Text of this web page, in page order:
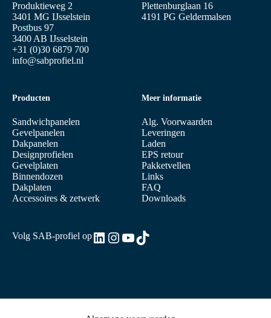
Produktieweg 2
3401 MG IJsselstein
Postbus 97
3400 AB IJsselstein
+31 (0)30 6879 700
info@sabprofiel.nl
Producten
Sandwichpanelen
Gevelpanelen
Dakpanelen
Designprofielen
Gevelplaten
Binnendozen
Dakplaten
Accessoires & zetwerk
Meer informatie
Alg. Voorwaarden
Leveringen
Laden
EPS retour
Pakketvellen
Links
FAQ
Downloads
Plettenburglaan 16
4191 PG Geldermalsen
Volg SAB-profiel opLinkedIn
Instagram
YouTube
TikTok